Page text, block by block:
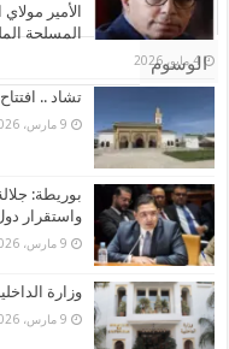
تعليقات
الوسوم
الأمير
المسلحة
4 مايو، 2026
تشاد ..
9 مارس، 2026
بوريطة:
واستقرار
9 مارس، 2026
وزارة
9 مارس، 2026